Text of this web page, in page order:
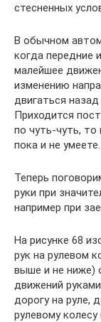
стесненных
В обычном
когда передние
малейшее
изменению
двигаться
Приходится
по чуть-чуть,
пока и не умеете.
Теперь
руки при
например при
На рисунке 68
рук на рулевом
выше и не ниже)
движений
дорогу на руле,
рулевому